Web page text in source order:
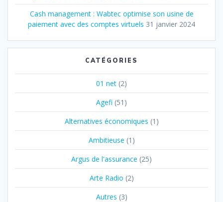
Cash management : Wabtec optimise son usine de
paiement avec des comptes virtuels 31 janvier 2024
CATÉGORIES
01 net (2)
Agefi (51)
Alternatives économiques (1)
Ambitieuse (1)
Argus de l'assurance (25)
Arte Radio (2)
Autres (3)